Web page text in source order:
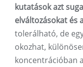
kutatások azt
elváltozásokat és
tolerálható, de
okozhat,
koncentrációban